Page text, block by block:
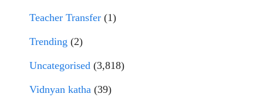
Teacher Transfer (1)
Trending (2)
Uncategorised (3,818)
Vidnyan katha (39)